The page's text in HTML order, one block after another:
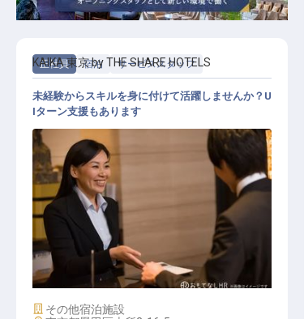
正社員 宿泊 サービススタッフ
ホテルスタッフ（正社員）
KAIKA 東京 by THE SHARE HOTELS
未経験からスキルを身に付けて活躍しませんか？U
Iターン支援もあります
施設業態
その他宿泊施設